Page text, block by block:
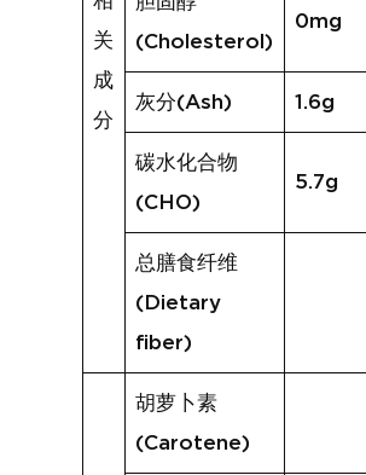
关
成
分
(Cholesterol)
0mg
灰分(Ash) 1.6g
碳水化合物
(CHO)
5.7g
总膳食纤维
(Dietary
fiber)
胡萝卜素
(Carotene)